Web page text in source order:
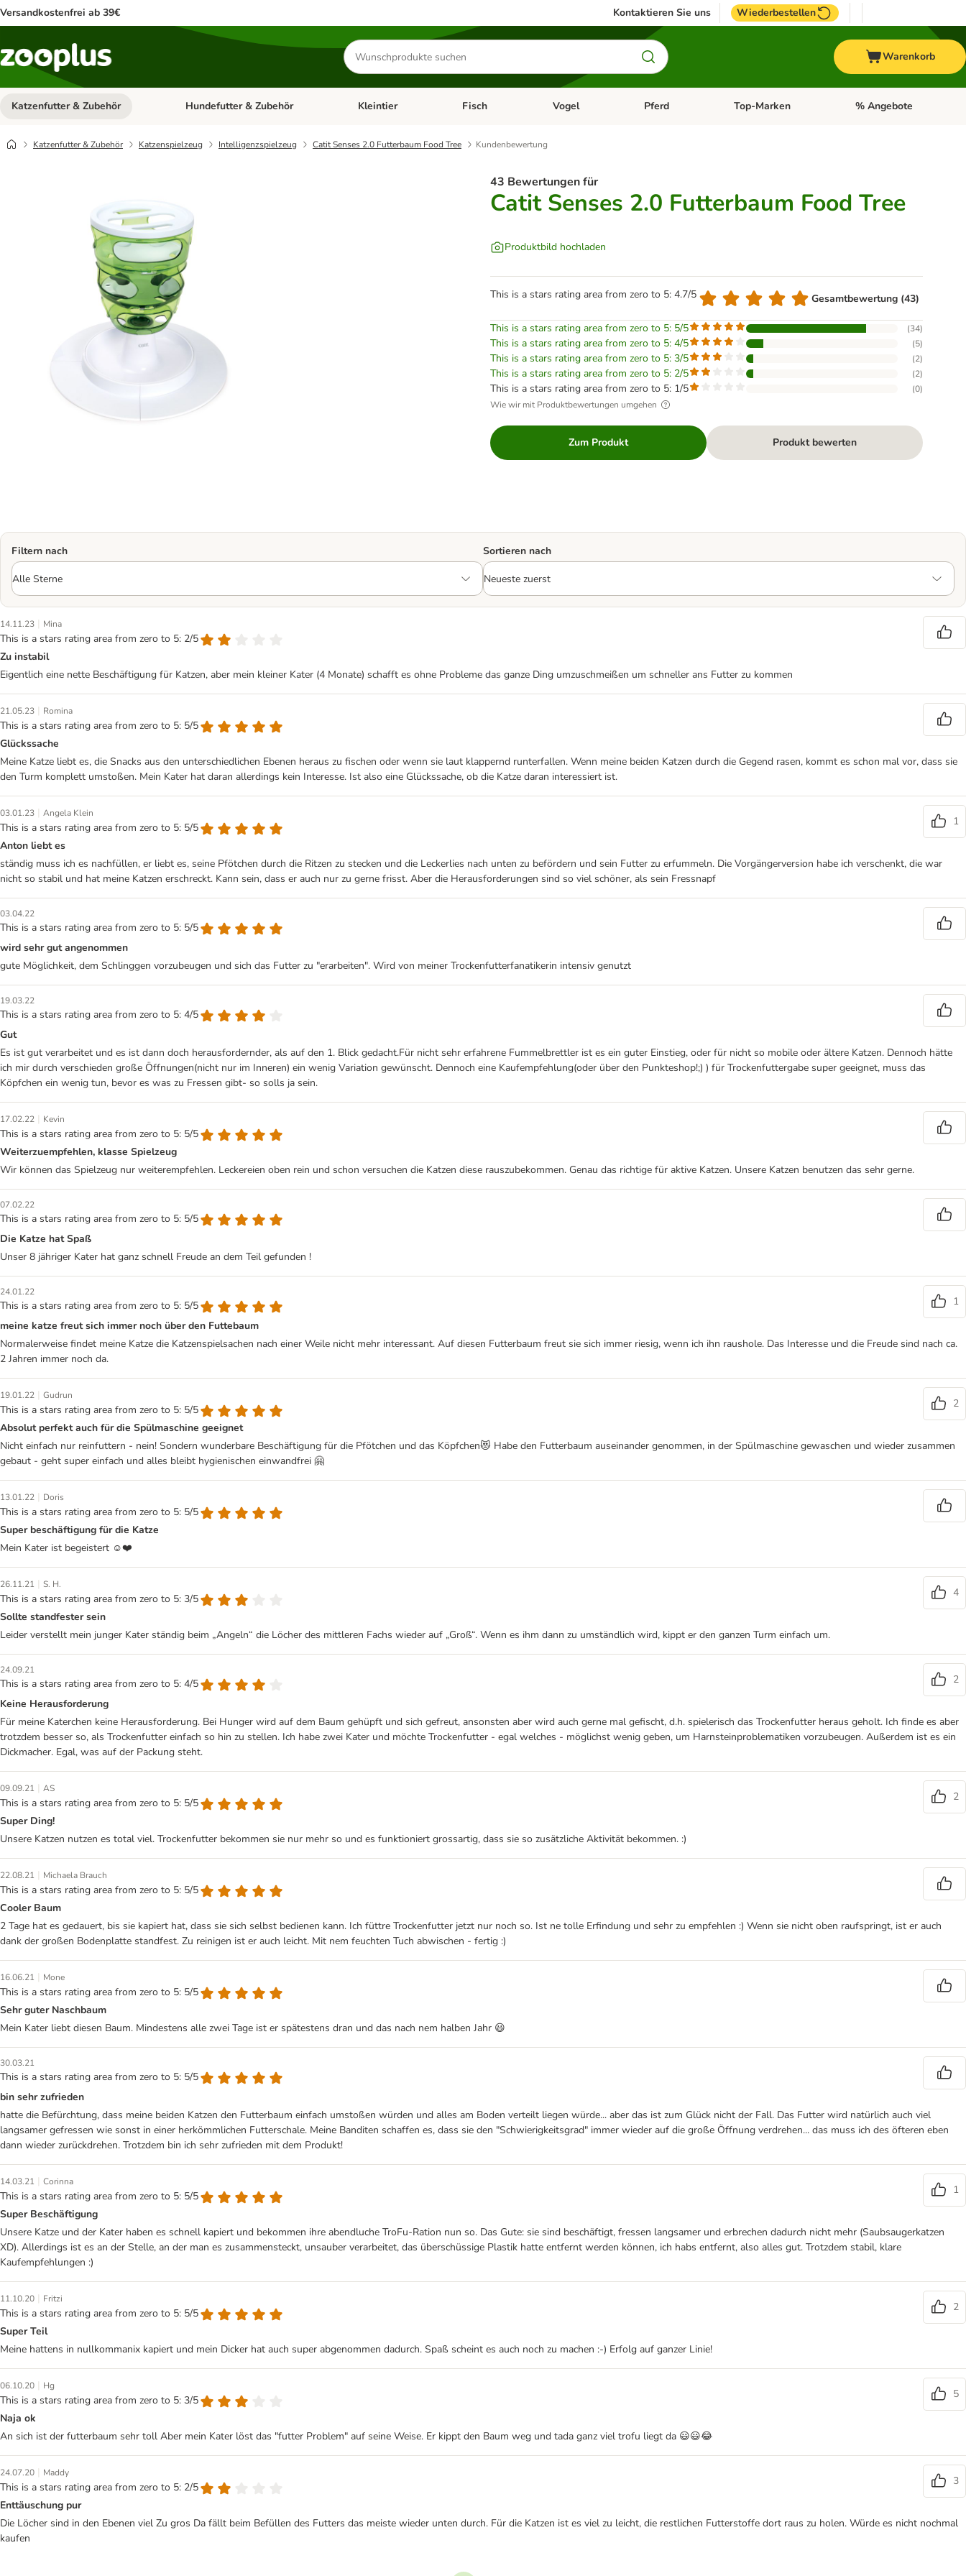
Versandkostenfrei ab 39€ Kontaktieren Sie uns Wiederbestellen
Produkte
suchen
Warenkorb
Katzenfutter & Zubehör Kategorie-Menü öffnen: Katzenfutter & Zubehör
Hundefutter & Zubehör Kategorie-Menü öffnen: Hundefutter & Zubehör
Kleintier Kategorie-Menü öffnen: Kleintier
Fisch Kategorie-Menü öffnen: Fisch
Vogel Kategorie-Menü öffnen: Vogel
Pferd Kategorie-Menü öffnen: Pferd
Top-Marken Kategorie-Menü öffnen:
% Angebote
Katzenfutter & Zubehör Katzenspielzeug Intelligenzspielzeug Catit Senses 2.0 Futterbaum Food Tree Kundenbewertung
43 Bewertungen für
Catit Senses 2.0 Futterbaum Food Tree
Produktbild hochladen
This is a stars rating area from zero to 5: 4.7/5 Gesamtbewertung (43)
This is a stars rating area from zero to 5: 5/5 (34)
This is a stars rating area from zero to 5: 4/5 (5)
This is a stars rating area from zero to 5: 3/5 (2)
This is a stars rating area from zero to 5: 2/5 (2)
This is a stars rating area from zero to 5: 1/5 (0)
Wie wir mit Produktbewertungen umgehen
Zum Produkt Produkt bewerten
Filtern nach Sortieren nach
14.11.23 | Mina
This is a stars rating area from zero to 5: 2/5
Zu instabil
Eigentlich eine nette Beschäftigung für Katzen, aber mein kleiner Kater (4 Monate) schafft es ohne Probleme das ganze Ding umzuschmeißen um schneller ans Futter zu kommen
21.05.23 | Romina
This is a stars rating area from zero to 5: 5/5
Glückssache
Meine Katze liebt es, die Snacks aus den unterschiedlichen Ebenen heraus zu fischen oder wenn sie laut klappernd runterfallen. Wenn meine beiden Katzen durch die Gegend rasen, kommt es schon mal vor, dass sie
den Turm komplett umstoßen. Mein Kater hat daran allerdings kein Interesse. Ist also eine Glückssache, ob die Katze daran interessiert ist.
03.01.23 | Angela Klein
This is a stars rating area from zero to 5: 5/5
1
Anton liebt es
ständig muss ich es nachfüllen, er liebt es, seine Pfötchen durch die Ritzen zu stecken und die Leckerlies nach unten zu befördern und sein Futter zu erfummeln. Die Vorgängerversion habe ich verschenkt, die war
nicht so stabil und hat meine Katzen erschreckt. Kann sein, dass er auch nur zu gerne frisst. Aber die Herausforderungen sind so viel schöner, als sein Fressnapf
03.04.22
This is a stars rating area from zero to 5: 5/5
wird sehr gut angenommen
gute Möglichkeit, dem Schlinggen vorzubeugen und sich das Futter zu "erarbeiten". Wird von meiner Trockenfutterfanatikerin intensiv genutzt
19.03.22
This is a stars rating area from zero to 5: 4/5
Gut
Es ist gut verarbeitet und es ist dann doch herausfordernder, als auf den 1. Blick gedacht.Für nicht sehr erfahrene Fummelbrettler ist es ein guter Einstieg, oder für nicht so mobile oder ältere Katzen. Dennoch hätte
ich mir durch verschieden große Öffnungen(nicht nur im Inneren) ein wenig Variation gewünscht. Dennoch eine Kaufempfehlung(oder über den Punkteshop!;) ) für Trockenfuttergabe super geeignet, muss das
Köpfchen ein wenig tun, bevor es was zu Fressen gibt- so solls ja sein.
17.02.22 | Kevin
This is a stars rating area from zero to 5: 5/5
Weiterzuempfehlen, klasse Spielzeug
Wir können das Spielzeug nur weiterempfehlen. Leckereien oben rein und schon versuchen die Katzen diese rauszubekommen. Genau das richtige für aktive Katzen. Unsere Katzen benutzen das sehr gerne.
07.02.22
This is a stars rating area from zero to 5: 5/5
Die Katze hat Spaß
Unser 8 jähriger Kater hat ganz schnell Freude an dem Teil gefunden !
24.01.22
This is a stars rating area from zero to 5: 5/5
1
meine katze freut sich immer noch über den Futtebaum
Normalerweise findet meine Katze die Katzenspielsachen nach einer Weile nicht mehr interessant. Auf diesen Futterbaum freut sie sich immer riesig, wenn ich ihn raushole. Das Interesse und die Freude sind nach ca.
2 Jahren immer noch da.
19.01.22 | Gudrun
This is a stars rating area from zero to 5: 5/5
2
Absolut perfekt auch für die Spülmaschine geeignet
Nicht einfach nur reinfuttern - nein! Sondern wunderbare Beschäftigung für die Pfötchen und das Köpfchen😻 Habe den Futterbaum auseinander genommen, in der Spülmaschine gewaschen und wieder zusammen
gebaut - geht super einfach und alles bleibt hygienischen einwandfrei 🤗
13.01.22 | Doris
This is a stars rating area from zero to 5: 5/5
Super beschäftigung für die Katze
Mein Kater ist begeistert ☺️❤️
26.11.21 | S. H.
This is a stars rating area from zero to 5: 3/5
4
Sollte standfester sein
Leider verstellt mein junger Kater ständig beim „Angeln“ die Löcher des mittleren Fachs wieder auf „Groß“. Wenn es ihm dann zu umständlich wird, kippt er den ganzen Turm einfach um.
24.09.21
This is a stars rating area from zero to 5: 4/5
2
Keine Herausforderung
Für meine Katerchen keine Herausforderung. Bei Hunger wird auf dem Baum gehüpft und sich gefreut, ansonsten aber wird auch gerne mal gefischt, d.h. spielerisch das Trockenfutter heraus geholt. Ich finde es aber
trotzdem besser so, als Trockenfutter einfach so hin zu stellen. Ich habe zwei Kater und möchte Trockenfutter - egal welches - möglichst wenig geben, um Harnsteinproblematiken vorzubeugen. Außerdem ist es ein
Dickmacher. Egal, was auf der Packung steht.
09.09.21 | AS
This is a stars rating area from zero to 5: 5/5
2
Super Ding!
Unsere Katzen nutzen es total viel. Trockenfutter bekommen sie nur mehr so und es funktioniert grossartig, dass sie so zusätzliche Aktivität bekommen. :)
22.08.21 | Michaela Brauch
This is a stars rating area from zero to 5: 5/5
Cooler Baum
2 Tage hat es gedauert, bis sie kapiert hat, dass sie sich selbst bedienen kann. Ich füttre Trockenfutter jetzt nur noch so. Ist ne tolle Erfindung und sehr zu empfehlen :) Wenn sie nicht oben raufspringt, ist er auch
dank der großen Bodenplatte standfest. Zu reinigen ist er auch leicht. Mit nem feuchten Tuch abwischen - fertig :)
16.06.21 | Mone
This is a stars rating area from zero to 5: 5/5
Sehr guter Naschbaum
Mein Kater liebt diesen Baum. Mindestens alle zwei Tage ist er spätestens dran und das nach nem halben Jahr 😃
30.03.21
This is a stars rating area from zero to 5: 5/5
bin sehr zufrieden
hatte die Befürchtung, dass meine beiden Katzen den Futterbaum einfach umstoßen würden und alles am Boden verteilt liegen würde... aber das ist zum Glück nicht der Fall. Das Futter wird natürlich auch viel
langsamer gefressen wie sonst in einer herkömmlichen Futterschale. Meine Banditen schaffen es, dass sie den "Schwierigkeitsgrad" immer wieder auf die große Öffnung verdrehen... das muss ich des öfteren eben
dann wieder zurückdrehen. Trotzdem bin ich sehr zufrieden mit dem Produkt!
14.03.21 | Corinna
This is a stars rating area from zero to 5: 5/5
1
Super Beschäftigung
Unsere Katze und der Kater haben es schnell kapiert und bekommen ihre abendluche TroFu-Ration nun so. Das Gute: sie sind beschäftigt, fressen langsamer und erbrechen dadurch nicht mehr (Saubsaugerkatzen
XD). Allerdings ist es an der Stelle, an der man es zusammensteckt, unsauber verarbeitet, das überschüssige Plastik hatte entfernt werden können, ich habs entfernt, also alles gut. Trotzdem stabil, klare
Kaufempfehlungen :)
11.10.20 | Fritzi
This is a stars rating area from zero to 5: 5/5
2
Super Teil
Meine hattens in nullkommanix kapiert und mein Dicker hat auch super abgenommen dadurch. Spaß scheint es auch noch zu machen :-) Erfolg auf ganzer Linie!
06.10.20 | Hg
This is a stars rating area from zero to 5: 3/5
5
Naja ok
An sich ist der futterbaum sehr toll Aber mein Kater löst das "futter Problem" auf seine Weise. Er kippt den Baum weg und tada ganz viel trofu liegt da 😃😃😂
24.07.20 | Maddy
This is a stars rating area from zero to 5: 2/5
3
Enttäuschung pur
Die Löcher sind in den Ebenen viel Zu gros Da fällt beim Befüllen des Futters das meiste wieder unten durch. Für die Katzen ist es viel zu leicht, die restlichen Futterstoffe dort raus zu holen. Würde es nicht nochmal
kaufen